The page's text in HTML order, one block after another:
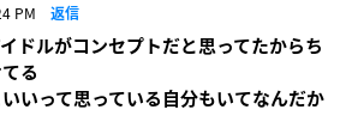
PM 返信
ドルがコンセプトだと思ってたからち
る
いって思っている自分もいてなんだか